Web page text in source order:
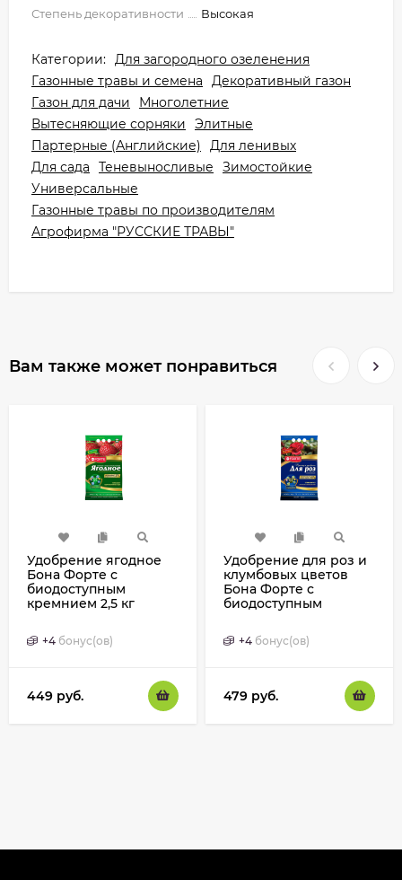
Степень декоративности Высокая
Категории: Для загородного озеленения
Газонные травы и семена
Декоративный газон
Газон для дачи
Многолетние
Вытесняющие сорняки
Элитные
Партерные (Английские)
Для ленивых
Для сада
Теневыносливые
Зимостойкие
Универсальные
Газонные травы по производителям
Агрофирма "РУССКИЕ ТРАВЫ"
Вам также может понравиться
Удобрение ягодное
Бона Форте с
биодоступным
кремнием 2,5 кг
+4 бонус(ов)
449 руб.
Удобрение для роз и
клумбовых цветов
Бона Форте с
биодоступным
+4 бонус(ов)
479 руб.